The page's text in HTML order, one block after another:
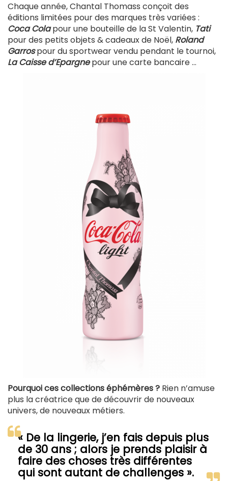
Chaque année, Chantal Thomass conçoit des
éditions limitées pour des marques très variées :
Coca Colapour une bouteille de la St Valentin, Tati
pour des petits objets & cadeaux de Noël, Roland
Garrospour du sportwear vendu pendant le tournoi,
La Caisse d’Epargnepour une carte bancaire …
Pourquoi ces collections éphémères ? Rien n’amuse
plus la créatrice que de découvrir de nouveaux
univers, de nouveaux métiers.
« De la lingerie, j’en fais depuis plus
de 30 ans ; alors je prends plaisir à
faire des choses très différentes
qui sont autant de challenges ».